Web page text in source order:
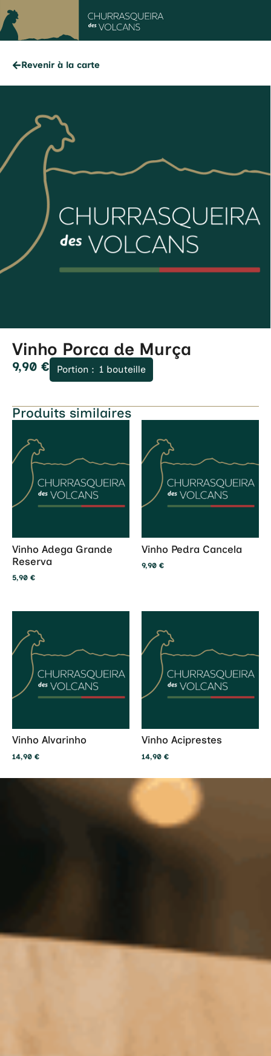
Revenir à la carte
Vinho Porca de Murça
9,90 € Portion : 1 bouteille
Produits similaires
Vinho Adega Grande
Reserva
5,90 €
Vinho Pedra Cancela
9,90 €
Vinho Alvarinho
14,90 €
Vinho Aciprestes
14,90 €